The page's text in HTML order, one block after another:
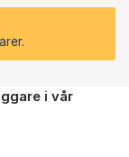
i vår